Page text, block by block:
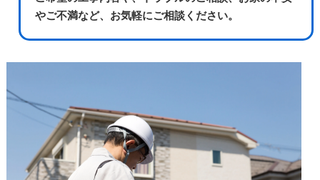
やご不満など、お気軽にご相談ください。